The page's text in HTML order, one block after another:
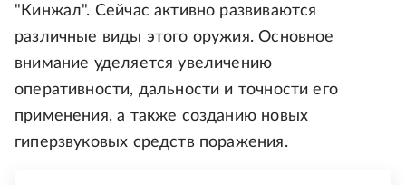
"Кинжал". Сейчас активно развиваются
различные виды этого оружия. Основное
внимание уделяется увеличению
оперативности, дальности и точности его
применения, а также созданию новых
гиперзвуковых средств поражения.